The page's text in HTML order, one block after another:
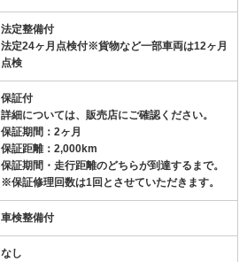
法定整備付
法定24ヶ月点検付※貨物など一部車両は12ヶ月
点検
保証付
詳細については、販売店にご確認ください。
保証期間：2ヶ月
保証距離：2,000km
保証期間・走行距離のどちらが到達するまで。
※保証修理回数は1回とさせていただきます。
車検整備付
なし